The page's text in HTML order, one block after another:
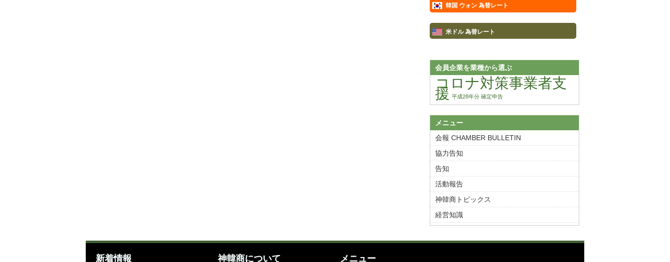
韓国 ウォン 為替レート
米ドル 為替レート
会員企業を業種から選ぶ
コロナ対策事業者支
援 平成28年分 確定申告
メニュー
会報 CHAMBER BULLETIN
協力告知
告知
活動報告
神韓商トピックス
経営知識
新着情報 神韓商について メニュー